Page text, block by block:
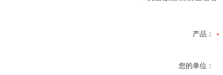
产品：
您的单位：